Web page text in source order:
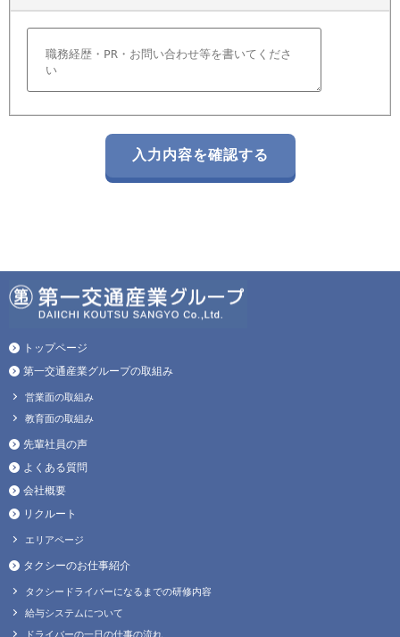
トップページ
第一交通産業グループの取組み
営業面の取組み
教育面の取組み
先輩社員の声
よくある質問
会社概要
リクルート
エリアページ
タクシーのお仕事紹介
タクシードライバーになるまでの研修内容
給与システムについて
ドライバーの一日の仕事の流れ